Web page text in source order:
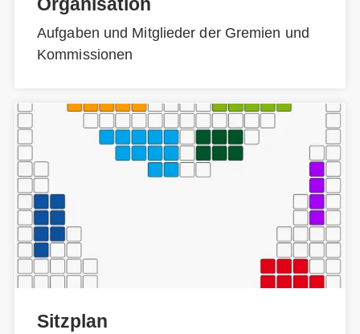
Aufgaben und Mitglieder der Gremien und
Kommissionen
Sitzplan